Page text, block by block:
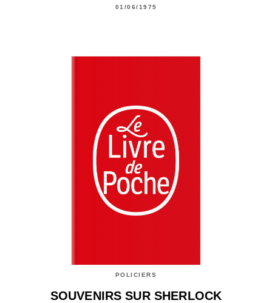
01/06/1975
POLICIERS
SOUVENIRS SUR SHERLOCK